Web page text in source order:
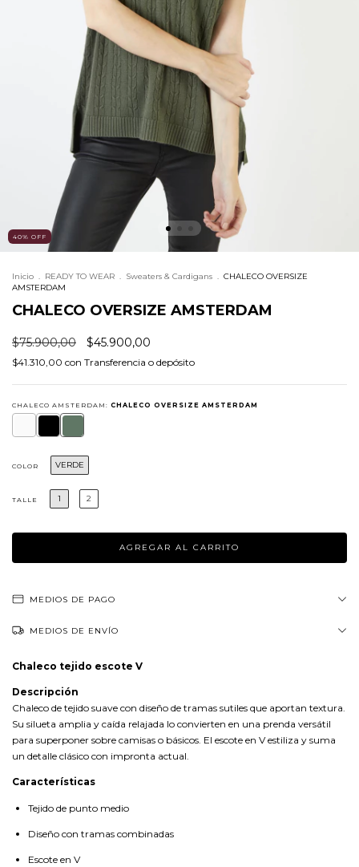
40% OFF
Inicio . READY TO WEAR . Sweaters & Cardigans . CHALECO OVERSIZE
AMSTERDAM
CHALECO OVERSIZE AMSTERDAM
$75.900,00 $45.900,00
$41.310,00 con Transferencia o depósito
CHALECO AMSTERDAM: CHALECO OVERSIZE AMSTERDAM
COLOR VERDE
TALLE 1 2
MEDIOS DE PAGO
MEDIOS DE ENVÍO
Chaleco tejido escote V
Descripción
Chaleco de tejido suave con diseño de tramas sutiles que aportan textura.
Su silueta amplia y caída relajada lo convierten en una prenda versátil
para superponer sobre camisas o básicos. El escote en V estiliza y suma
un detalle clásico con impronta actual.
Características
Tejido de punto medio
Diseño con tramas combinadas
Escote en V